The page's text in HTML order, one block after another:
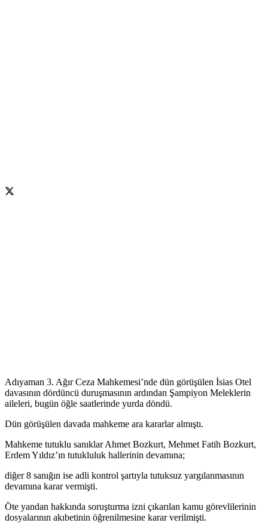
Adıyaman 3. Ağır Ceza Mahkemesi’nde dün görüşülen İsias Otel
davasının dördüncü duruşmasının ardından Şampiyon Meleklerin
aileleri, bugün öğle saatlerinde yurda döndü.
Dün görüşülen davada mahkeme ara kararlar almıştı.
Mahkeme tutuklu sanıklar Ahmet Bozkurt, Mehmet Fatih Bozkurt,
Erdem Yıldız’ın tutukluluk hallerinin devamına;
diğer 8 sanığın ise adli kontrol şartıyla tutuksuz yargılanmasının
devamına karar vermişti.
Öte yandan hakkında soruşturma izni çıkarılan kamu görevlilerinin
dosyalarının akıbetinin öğrenilmesine karar verilmişti.